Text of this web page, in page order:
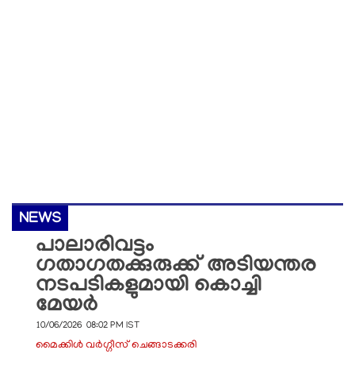
NEWS
പാലാരിവട്ടം
ഗതാഗതക്കുരുക്ക് അടിയന്തര
നടപടികളുമായി കൊച്ചി
മേയർ
10/06/2026 08:02 PM IST
മൈക്കിള്‍ വര്‍ഗ്ഗീസ് ചെങ്ങാടക്കരി